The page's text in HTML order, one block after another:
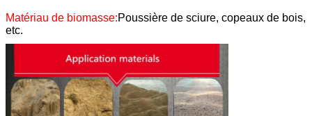
Matériau de biomasse:Poussière de sciure, copeaux de bois,
etc.